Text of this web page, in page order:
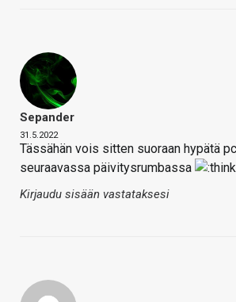
Sepander
31.5.2022
Tässähän vois sitten suoraan hypätä
seuraavassa päivitysrumbassa
Kirjaudu sisään vastataksesi